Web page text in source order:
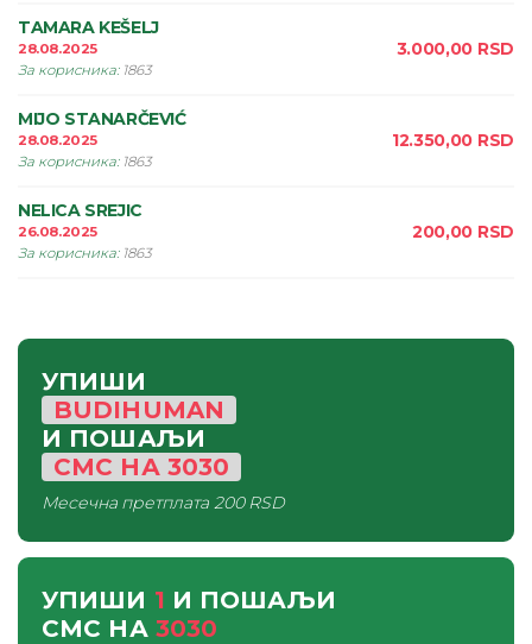
TAMARA KEŠELJ
28.08.2025
За корисника: 1863
3.000,00 RSD
MIJO STANARČEVIĆ
28.08.2025
За корисника: 1863
12.350,00 RSD
NELICA SREJIC
26.08.2025
За корисника: 1863
200,00 RSD
УПИШИ
BUDIHUMAN
И ПОШАЉИ
СМС НА3030
Месечна претплата200 RSD
УПИШИ 1 И ПОШАЉИ
СМС НА 3030